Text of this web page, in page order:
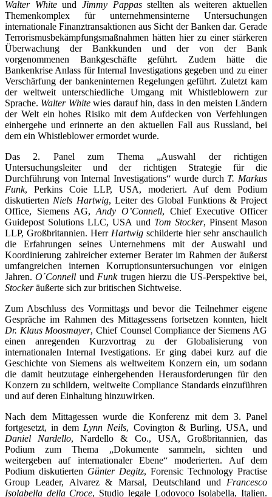
Walter Whiteund Jimmy Pappasstellten als weiteren aktuellen
Themenkomplex für unternehmensinterne Untersuchungen
internationale Finanztransaktionen aus Sicht der Banken dar. Gerade
Terrorismusbekämpfungsmaßnahmen hätten hier zu einer stärkeren
Überwachung der Bankkunden und der von der Bank
vorgenommenen Bankgeschäfte geführt. Zudem hätte die
Bankenkrise Anlass für Internal Investigations gegeben und zu einer
Verschärfung der bankeninternen Regelungen geführt. Zuletzt kam
der weltweit unterschiedliche Umgang mit Whistleblowern zur
Sprache. Walter Whitewies darauf hin, dass in den meisten Ländern
der Welt ein hohes Risiko mit dem Aufdecken von Verfehlungen
einhergehe und erinnerte an den aktuellen Fall aus Russland, bei
dem ein Whistleblower ermordet wurde.
Das 2. Panel zum Thema „Auswahl der richtigen
Untersuchungsleiter und der richtigen Strategie für die
Durchführung von Internal Investigations“ wurde durch T. Markus
Funk, Perkins Coie LLP, USA, moderiert. Auf dem Podium
diskutierten Niels Hartwig, Leiter des Global Funktions & Project
Office, Siemens AG,Andy O’Connell, Chief Executive Officer
Guidepost Solutions LLC, USA und Tom Stocker, Pinsent Mason
LLP, Großbritannien. Herr Hartwig schilderte hier sehr anschaulich
die Erfahrungen seines Unternehmens mit der Auswahl und
Koordinierung zahlreicher externer Berater im Rahmen der äußerst
umfangreichen internen Korruptionsuntersuchungen vor einigen
Jahren.O´Connell und Funktrugen hierzu die US-Perspektive bei,
Stockeräußerte sich zur britischen Sichtweise.
Zum Abschluss des Vormittags und bevor die Teilnehmer eigene
Gespräche im Rahmen des Mittagessens fortsetzen konnten, hielt
Dr. Klaus Moosmayer, Chief Counsel Compliance der Siemens AG
einen anregenden Kurzvortrag zu der Globalisierung von
internationalen Internal Ivestigations. Er ging dabei kurz auf die
Geschichte von Siemens als weltweitem Konzern ein, um sodann
die damit heutzutage einhergehenden Herausforderungen für den
Konzern zu schildern, weltweite Compliance Standards einzuführen
und auf deren Einhaltung hinzuwirken.
Nach dem Mittagessen wurde die Konferenz mit dem 3. Panel
fortgesetzt, in dem Lynn Neils, Covington & Burling, USA, und
Daniel Nardello, Nardello & Co., USA, Großbritannien, das
Podium zum Thema „Dokumente sammeln, sichten und
weitergeben auf internationaler Ebene“ moderierten. Auf dem
Podium diskutierten Günter Degitz, Forensic Technology Practise
Group Leader, Alvarez & Marsal, Deutschland und Francesco
Isolabella della Croce, Studio legale Lodovoco Isolabella, Italien.